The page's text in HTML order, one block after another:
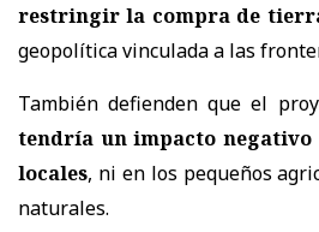
restringir la compra de
geopolítica vinculada a las
También defienden que el
tendría un impacto negativo
locales, ni en los pequeños
naturales.